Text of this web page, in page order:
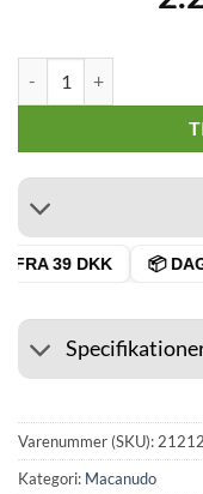
39 DKK 📦
Varenummer (SKU):
Kategori: Macanudo